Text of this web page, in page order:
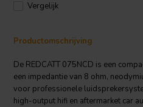
Vergelijk
Productomschrijving
De REDCATT 075NCD is een
een impedantie van 8 ohm,
voor professionele
high-output hifi en aftermarket car